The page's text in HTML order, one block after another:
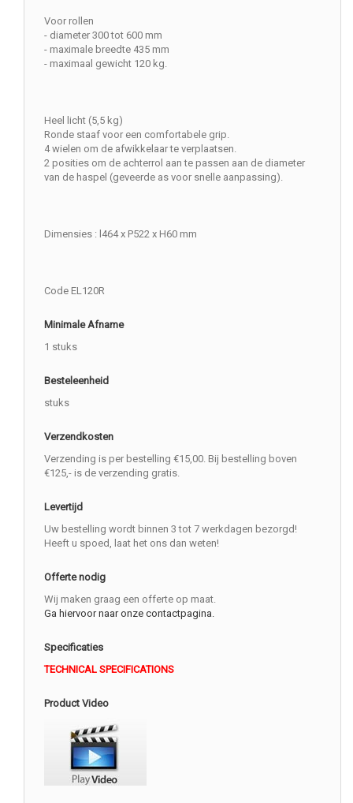
Voor rollen
- diameter 300 tot 600 mm
- maximale breedte 435 mm
- maximaal gewicht 120 kg.
Heel licht (5,5 kg)
Ronde staaf voor een comfortabele grip.
4 wielen om de afwikkelaar te verplaatsen.
2 posities om de achterrol aan te passen aan de diameter
van de haspel (geveerde as voor snelle aanpassing).
Dimensies : l464 x P522 x H60 mm
Code EL120R
Minimale Afname
1 stuks
Besteleenheid
stuks
Verzendkosten
Verzending is per bestelling €15,00. Bij bestelling boven
€125,- is de verzending gratis.
Levertijd
Uw bestelling wordt binnen 3 tot 7 werkdagen bezorgd!
Heeft u spoed, laat het ons dan weten!
Offerte nodig
Wij maken graag een offerte op maat.
Ga hiervoor naar onze contactpagina.
Specificaties
TECHNICAL SPECIFICATIONS
Product Video